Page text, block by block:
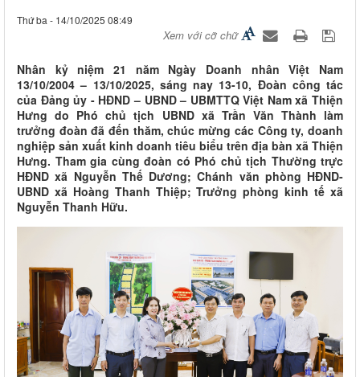
Thứ ba - 14/10/2025 08:49
Xem với cỡ chữ
Nhân kỷ niệm 21 năm Ngày Doanh nhân Việt Nam
13/10/2004 – 13/10/2025, sáng nay 13-10, Đoàn công tác
của Đảng ủy - HĐND – UBND – UBMTTQ Việt Nam xã Thiện
Hưng do Phó chủ tịch UBND xã Trần Văn Thành làm
trưởng đoàn đã đến thăm, chúc mừng các Công ty, doanh
nghiệp sản xuất kinh doanh tiêu biểu trên địa bàn xã Thiện
Hưng. Tham gia cùng đoàn có Phó chủ tịch Thường trực
HĐND xã Nguyễn Thế Dương; Chánh văn phòng HĐND-
UBND xã Hoàng Thanh Thiệp; Trưởng phòng kinh tế xã
Nguyễn Thanh Hữu.